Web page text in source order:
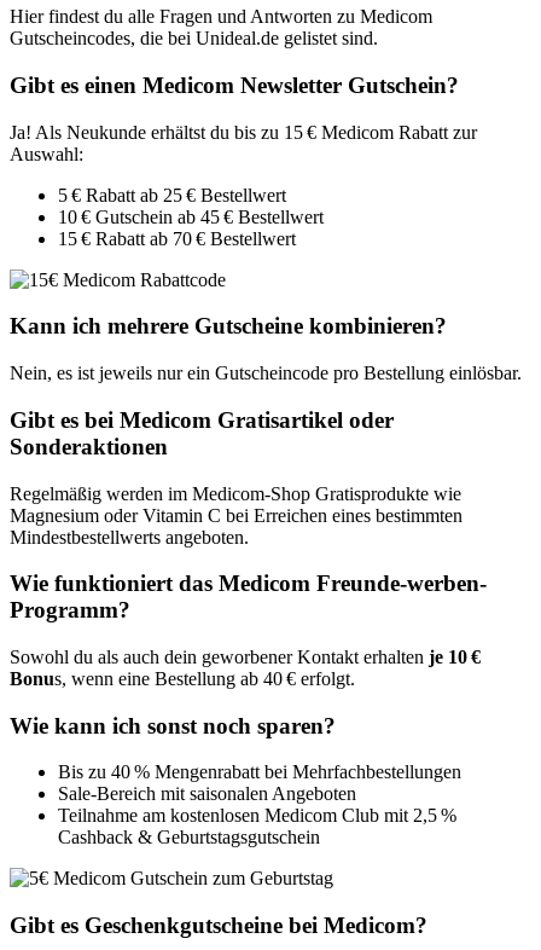
Hier findest du alle Fragen und Antworten zu Medicom
Gutscheincodes, die bei Unideal.de gelistet sind.
Gibt es einen Medicom Newsletter Gutschein?
Ja! Als Neukunde erhältst du bis zu 15 € Medicom Rabatt zur
Auswahl:
5 € Rabatt ab 25 € Bestellwert
10 € Gutschein ab 45 € Bestellwert
15 € Rabatt ab 70 € Bestellwert
Kann ich mehrere Gutscheine kombinieren?
Nein, es ist jeweils nur ein Gutscheincode pro Bestellung einlösbar.
Gibt es bei Medicom Gratisartikel oder
Sonderaktionen
Regelmäßig werden im Medicom-Shop Gratisprodukte wie
Magnesium oder Vitamin C bei Erreichen eines bestimmten
Mindestbestellwerts angeboten.
Wie funktioniert das Medicom Freunde-werben-
Programm?
Sowohl du als auch dein geworbener Kontakt erhalten je 10 €
Bonus, wenn eine Bestellung ab 40 € erfolgt.
Wie kann ich sonst noch sparen?
Bis zu 40 % Mengenrabatt bei Mehrfachbestellungen
Sale-Bereich mit saisonalen Angeboten
Teilnahme am kostenlosen Medicom Club mit 2,5 %
Cashback & Geburtstagsgutschein
Gibt es Geschenkgutscheine bei Medicom?